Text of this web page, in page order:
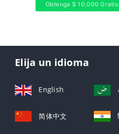
Obtenga $ 10,000
Elija un idioma
English
简体中文